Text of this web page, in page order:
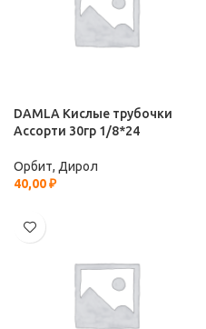
DAMLA Кислые трубочки
Ассорти 30гр 1/8*24
Орбит, Дирол
40,00₽